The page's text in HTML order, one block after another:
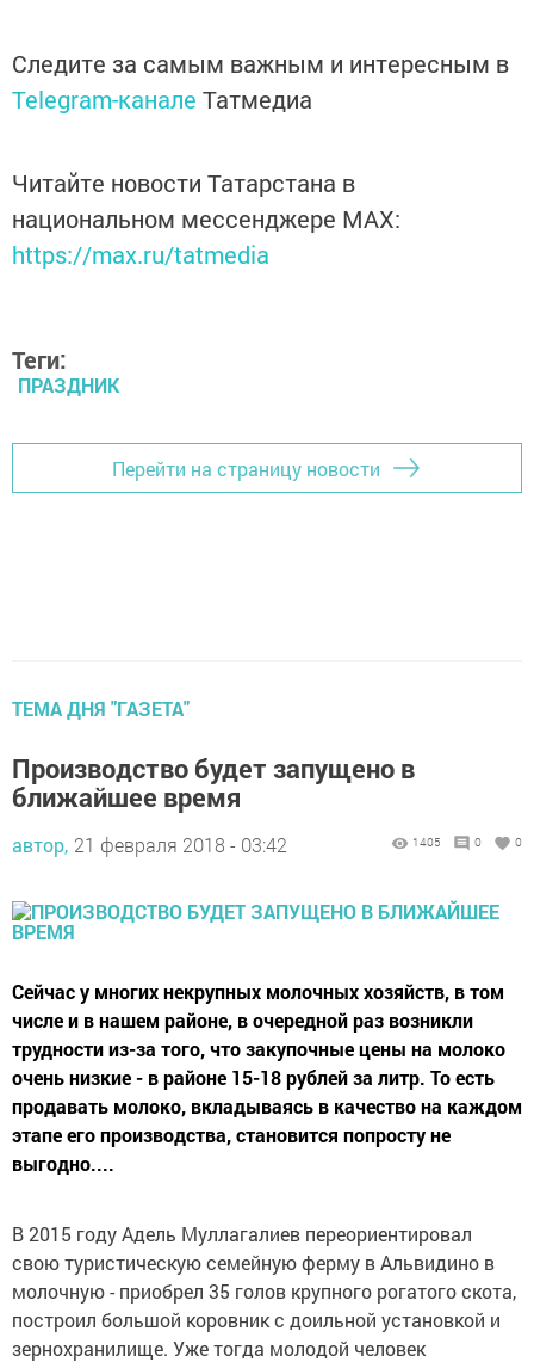
Следите за самым важным и интересным в
Telegram-канале Татмедиа
Читайте новости Татарстана в
национальном мессенджере MАХ:
https://max.ru/tatmedia
Теги:
ПРАЗДНИК
Перейти на страницу новости
ТЕМА ДНЯ "ГАЗЕТА"
Производство будет запущено в
ближайшее время
автор, 21 февраля 2018 - 03:42 1405 0 0
Сейчас у многих некрупных молочных хозяйств, в том
числе и в нашем районе, в очередной раз возникли
трудности из-за того, что закупочные цены на молоко
очень низкие - в районе 15-18 рублей за литр. То есть
продавать молоко, вкладываясь в качество на каждом
этапе его производства, становится попросту не
выгодно....
В 2015 году Адель Муллагалиев переориентировал
свою туристическую семейную ферму в Альвидино в
молочную - приобрел 35 голов крупного рогатого скота,
построил большой коровник с доильной установкой и
зернохранилище. Уже тогда молодой человек